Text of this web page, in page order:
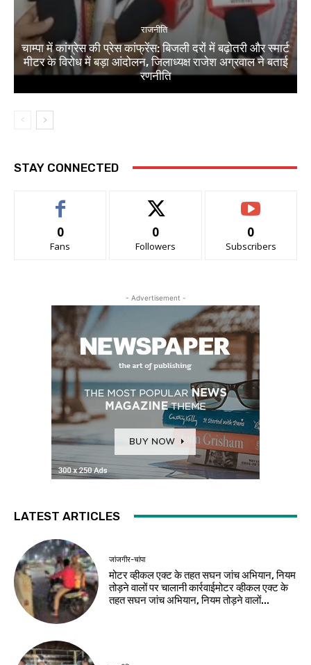
राजनीति
चाम्पा में कांग्रेस की प्रेस कांफ्रेंस: बिजली दरों में बढ़ोतरी और स्मार्ट
मीटर के विरोध में बड़ा आंदोलन, जिलाध्यक्ष राजेश अग्रवाल ने बताई
रणनीति
STAY CONNECTED
0
Fans
0
Followers
0
Subscribers
- Advertisement -
LATEST ARTICLES
जांजगीर-चांपा
मोटर व्हीकल एक्ट के तहत सघन जांच अभियान, नियम
तोड़ने वालों पर चालानी कार्रवाईमोटर व्हीकल एक्ट के
तहत सघन जांच अभियान, नियम तोड़ने वालों...